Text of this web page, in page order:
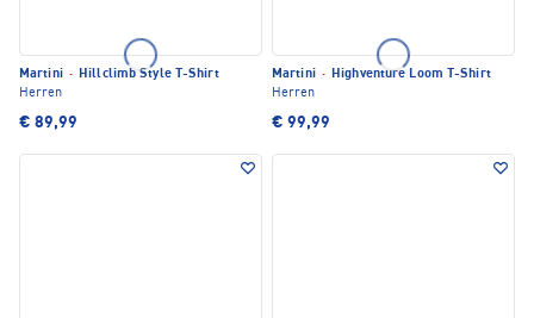
Martini · Hillclimb Style T-Shirt
Herren
€ 89,99
Martini · Highventure Loom T-Shirt
Herren
€ 99,99